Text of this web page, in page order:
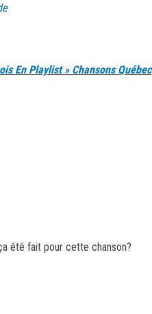
En Playlist » Chansons Québec
été fait pour cette chanson?